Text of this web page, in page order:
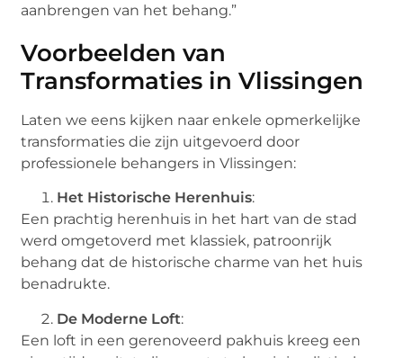
aanbrengen van het behang.”
Voorbeelden van
Transformaties in Vlissingen
Laten we eens kijken naar enkele opmerkelijke
transformaties die zijn uitgevoerd door
professionele behangers in Vlissingen:
Het Historische Herenhuis:
Een prachtig herenhuis in het hart van de stad
werd omgetoverd met klassiek, patroonrijk
behang dat de historische charme van het huis
benadrukte.
De Moderne Loft:
Een loft in een gerenoveerd pakhuis kreeg een